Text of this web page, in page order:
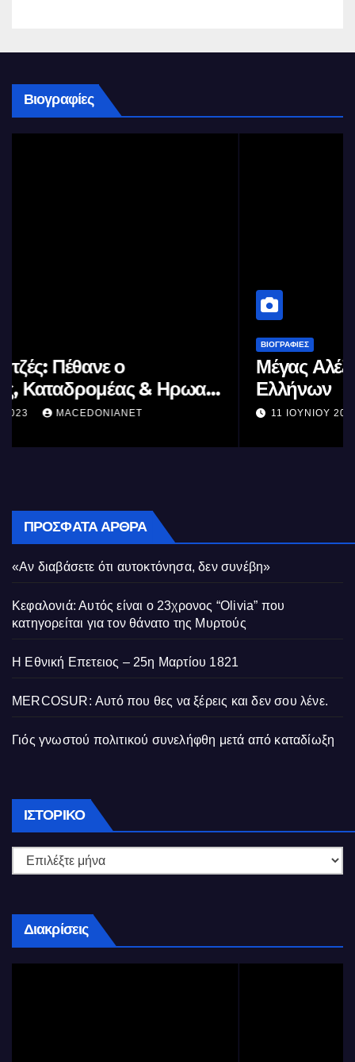
Βιογραφίες
Μέγας Αλέξανδρος: Ο μέγιστος των
Ελλήνων
11 ΙΟΥΝΊΟΥ 2023
ΠΡΌΣΦΑΤΑ ΆΡΘΡΑ
«Αν διαβάσετε ότι αυτοκτόνησα, δεν συνέβη»
Κεφαλονιά: Αυτός είναι ο 23χρονος “Olivia” που
κατηγορείται για τον θάνατο της Μυρτούς
Η Εθνική Επετειος – 25η Μαρτίου 1821
MERCOSUR: Αυτό που θες να ξέρεις και δεν σου λένε.
Γιός γνωστού πολιτικού συνελήφθη μετά από καταδίωξη
ΙΣΤΟΡΙΚΌ Ιστορικό
Διακρίσεις